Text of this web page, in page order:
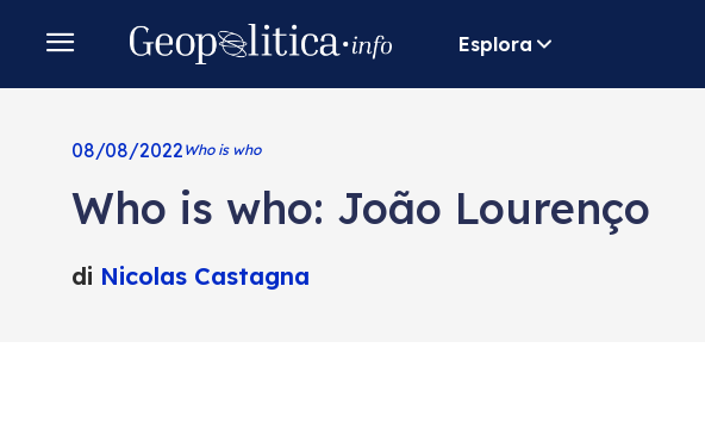
Esplora
08/08/2022 Who is who
Who is who: João Lourenço
di Nicolas Castagna